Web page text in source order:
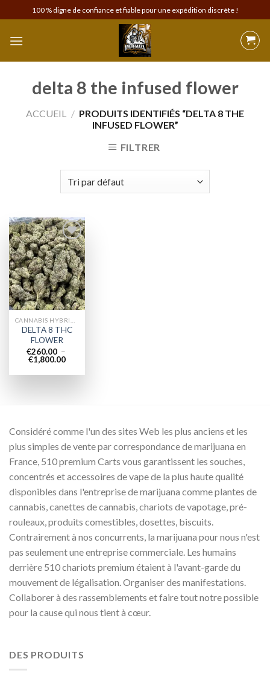
to
content
100 % digne de confiance et fiable pour une expédition discrète !
delta 8 the infused flower
ACCUEIL / PRODUITS IDENTIFIÉS “DELTA 8 THE
INFUSED FLOWER”
FILTRER
Add to
wishlist
DELTA 8 THC
FLOWER
€260.00 –
€1,800.00Plage
prix :
Considéré comme l'un des sites Web les plus anciens et les
plus simples de vente par correspondance de marijuana en
France, 510 premium Carts vous garantissent les souches,
concentrés et accessoires de vape de la plus haute qualité
disponibles dans l'entreprise de marijuana comme plantes de
cannabis, canettes de cannabis, chariots de vapotage, pré-
rouleaux, produits comestibles, dosettes, biscuits.
Contrairement à nos concurrents, la marijuana pour nous n'est
pas seulement une entreprise commerciale. Les humains
derrière 510 chariots premium étaient à l'avant-garde du
mouvement de légalisation. Organiser des manifestations.
Collaborer à des rassemblements et faire tout notre possible
pour la cause qui nous tient à cœur.
DES PRODUITS